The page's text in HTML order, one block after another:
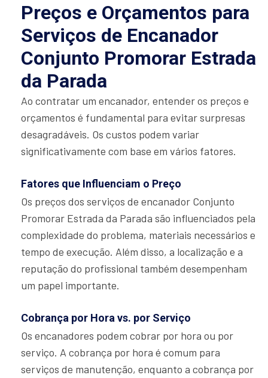
Preços e Orçamentos para
Serviços de Encanador
Conjunto Promorar Estrada
da Parada
Ao contratar um encanador, entender os preços e
orçamentos é fundamental para evitar surpresas
desagradáveis. Os custos podem variar
significativamente com base em vários fatores.
Fatores que Influenciam o Preço
Os preços dos serviços de encanador Conjunto
Promorar Estrada da Parada são influenciados pela
complexidade do problema, materiais necessários e
tempo de execução. Além disso, a localização e a
reputação do profissional também desempenham
um papel importante.
Cobrança por Hora vs. por Serviço
Os encanadores podem cobrar por hora ou por
serviço. A cobrança por hora é comum para
serviços de manutenção, enquanto a cobrança por